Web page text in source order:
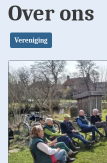
Over ons
Vereniging